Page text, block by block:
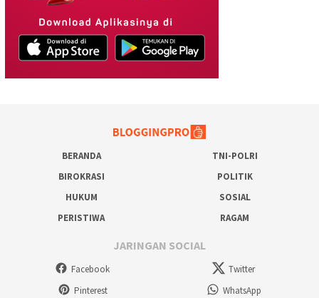
BERANDA
TNI-POLRI
BIROKRASI
POLITIK
HUKUM
SOSIAL
PERISTIWA
RAGAM
JARINGAN SOCIAL
Facebook
Twitter
Pinterest
WhatsApp